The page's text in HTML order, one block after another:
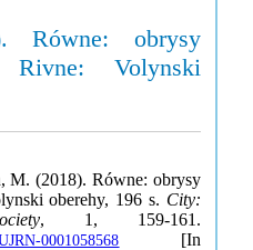
Równe: obrysy
Volynski
M. (2018). Równe: obrysy
oberehy, 196 s. City:
, 1, 159-161.
0001058568 [In